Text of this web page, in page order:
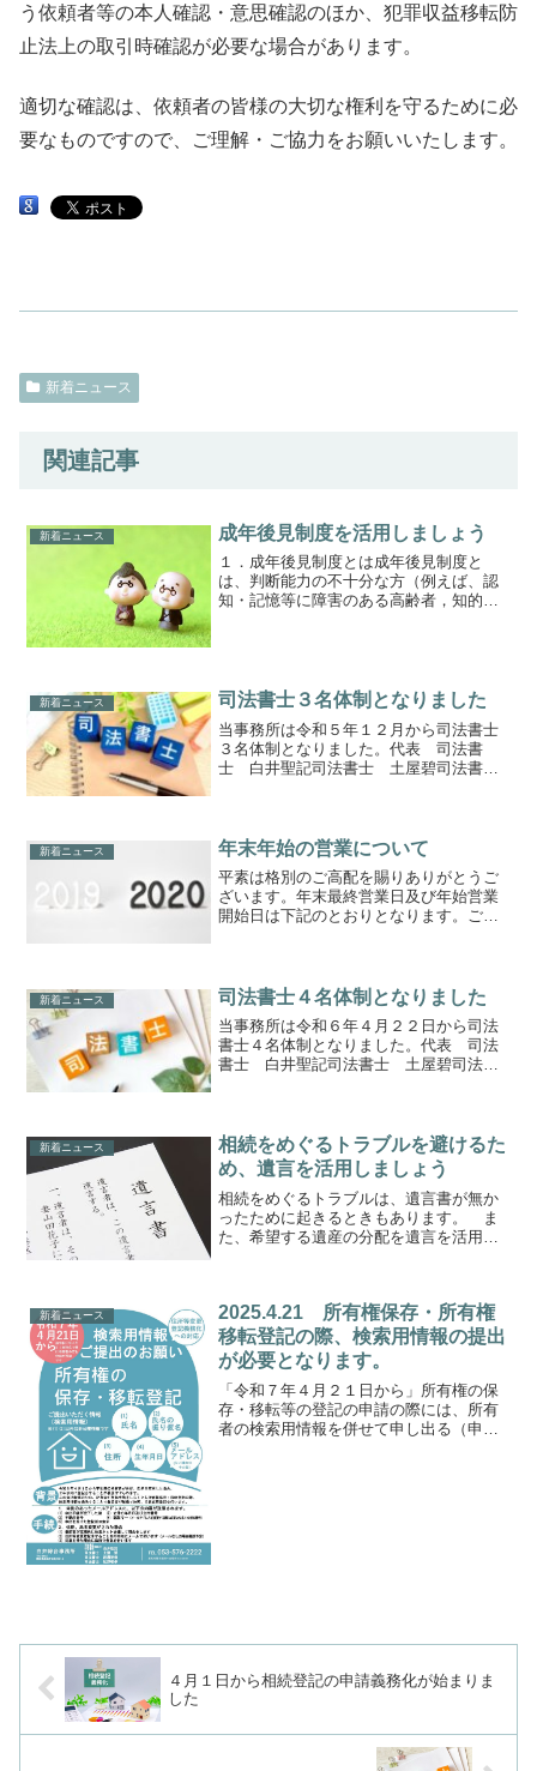
う依頼者等の本人確認・意思確認のほか、犯罪収益移転防
止法上の取引時確認が必要な場合があります。
適切な確認は、依頼者の皆様の大切な権利を守るために必
要なものですので、ご理解・ご協力をお願いいたします。
新着ニュース
関連記事
新着ニュース 成年後見制度を活用しましょう
１．成年後見制度とは成年後見制度と
は、判断能力の不十分な方（例えば、認
知・記憶等に障害のある高齢者，知的障
新着ニュース 司法書士３名体制となりました
当事務所は令和５年１２月から司法書士
３名体制となりました。代表 司法書
士 白井聖記司法書士 土屋碧司法書
新着ニュース 年末年始の営業について
平素は格別のご高配を賜りありがとうご
ざいます。年末最終営業日及び年始営業
開始日は下記のとおりとなります。ご了
２０年０１月０６日（月）
新着ニュース 司法書士４名体制となりました
当事務所は令和６年４月２２日から司法
書士４名体制となりました。代表 司法
書士 白井聖記司法書士 土屋碧司法書
たします。
新着ニュース
相続をめぐるトラブルを避けるた
め、遺言を活用しましょう
相続をめぐるトラブルは、遺言書が無か
ったために起きるときもあります。 ま
た、希望する遺産の分配を遺言を活用す
その兄弟も何人か亡くなっている...
新着ニュース
2025.4.21 所有権保存・所有権
移転登記の際、検索用情報の提出
が必要となります。
「令和７年４月２１日から」所有権の保
存・移転等の登記の申請の際には、所有
者の検索用情報を併せて申し出る（申請
４月１日から相続登記の申請義務化が始まりま
した